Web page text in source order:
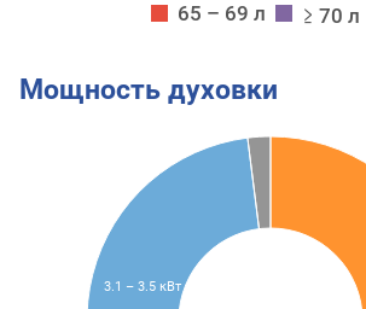
65 – 69 л
≥ 70 л
Мощность духовки
3.1 – 3.5 кВт